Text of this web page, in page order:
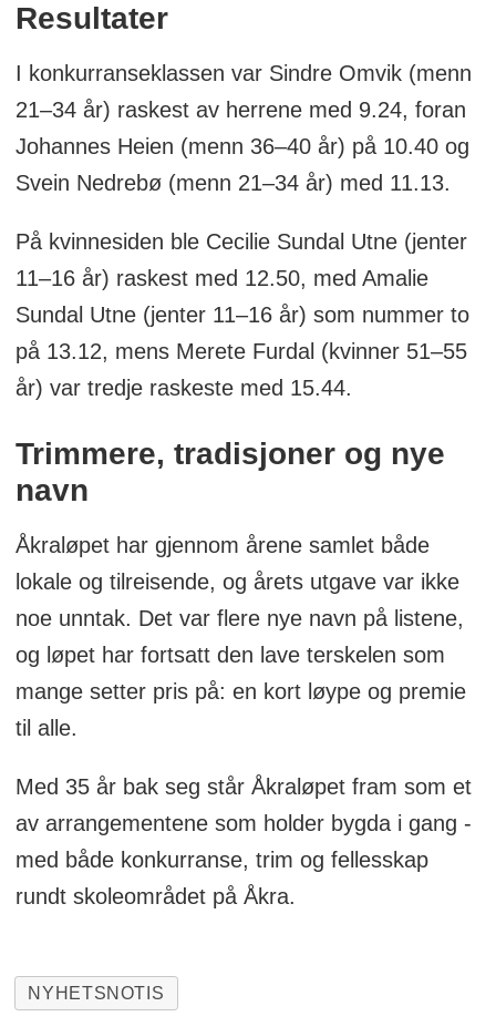
Resultater
I konkurranseklassen var Sindre Omvik (menn
21–34 år) raskest av herrene med 9.24, foran
Johannes Heien (menn 36–40 år) på 10.40 og
Svein Nedrebø (menn 21–34 år) med 11.13.
På kvinnesiden ble Cecilie Sundal Utne (jenter
11–16 år) raskest med 12.50, med Amalie
Sundal Utne (jenter 11–16 år) som nummer to
på 13.12, mens Merete Furdal (kvinner 51–55
år) var tredje raskeste med 15.44.
Trimmere, tradisjoner og nye
navn
Åkraløpet har gjennom årene samlet både
lokale og tilreisende, og årets utgave var ikke
noe unntak. Det var flere nye navn på listene,
og løpet har fortsatt den lave terskelen som
mange setter pris på: en kort løype og premie
til alle.
Med 35 år bak seg står Åkraløpet fram som et
av arrangementene som holder bygda i gang -
med både konkurranse, trim og fellesskap
rundt skoleområdet på Åkra.
NYHETSNOTIS